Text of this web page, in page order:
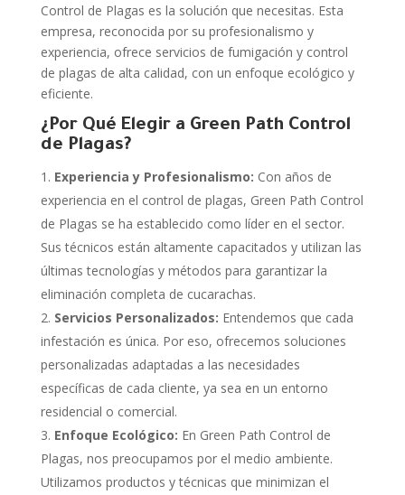
Control de Plagas es la solución que necesitas. Esta
empresa, reconocida por su profesionalismo y
experiencia, ofrece servicios de fumigación y control
de plagas de alta calidad, con un enfoque ecológico y
eficiente.
¿Por Qué Elegir a Green Path Control
de Plagas?
Experiencia y Profesionalismo: Con años de
experiencia en el control de plagas, Green Path Control
de Plagas se ha establecido como líder en el sector.
Sus técnicos están altamente capacitados y utilizan las
últimas tecnologías y métodos para garantizar la
eliminación completa de cucarachas.
Servicios Personalizados: Entendemos que cada
infestación es única. Por eso, ofrecemos soluciones
personalizadas adaptadas a las necesidades
específicas de cada cliente, ya sea en un entorno
residencial o comercial.
Enfoque Ecológico: En Green Path Control de
Plagas, nos preocupamos por el medio ambiente.
Utilizamos productos y técnicas que minimizan el